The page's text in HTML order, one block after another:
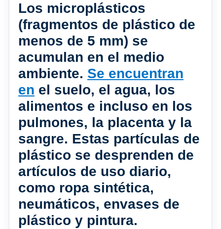
Los microplásticos
(fragmentos de plástico de
menos de 5 mm) se
acumulan en el medio
ambiente. Se encuentran
en el suelo, el agua, los
alimentos e incluso en los
pulmones, la placenta y la
sangre. Estas partículas de
plástico se desprenden de
artículos de uso diario,
como ropa sintética,
neumáticos, envases de
plástico y pintura.